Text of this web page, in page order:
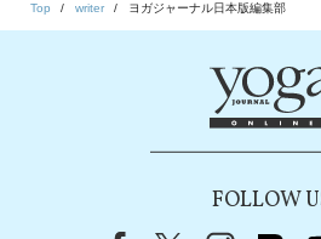
Top writer ヨガジャーナル日本版編集部
FOLLOW